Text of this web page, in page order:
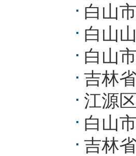
白山
白山
白山
吉林
江源
白山
吉林